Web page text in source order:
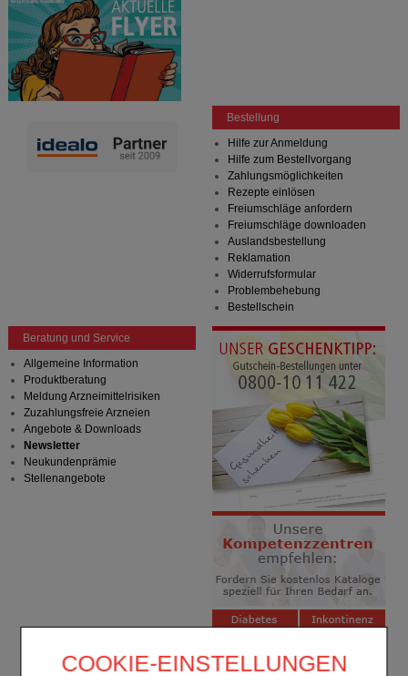
COOKIE-EINSTELLUNGEN
Bestellung
Hilfe zur Anmeldung
Hilfe zum Bestellvorgang
Zahlungsmöglichkeiten
Rezepte einlösen
Freiumschläge anfordern
Freiumschläge downloaden
Auslandsbestellung
Reklamation
Widerrufsformular
Problembehebung
Bestellschein
Beratung und Service
Allgemeine Information
Produktberatung
Meldung Arzneimittelrisiken
Zuzahlungsfreie Arzneien
Angebote & Downloads
Newsletter
Neukundenprämie
Stellenangebote